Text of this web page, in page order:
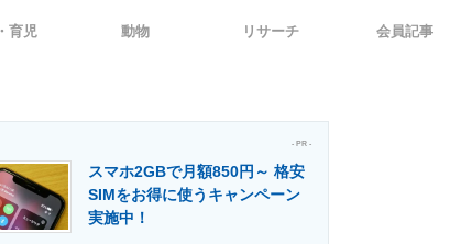
ニティ マーケ×ITの今がよく分かる
育児 動物 リサーチ 会員記事
- PR -
スマホ2GBで月額850円～ 格安
SIMをお得に使うキャンペーン
実施中！